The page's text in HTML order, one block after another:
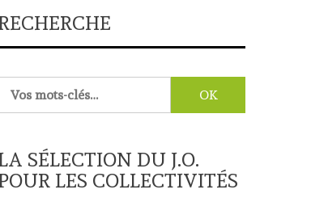
SÉLECTION DU J.O.
LES COLLECTIVITÉS